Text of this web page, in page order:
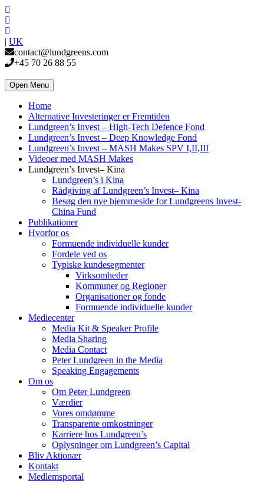
| UK
contact@lundgreens.com
+45 70 26 88 55
Open Menu
Home
Alternative Investeringer er Fremtiden
Lundgreen’s Invest – High-Tech Defence Fond
Lundgreen’s Invest – Deep Knowledge Fond
Lundgreen’s Invest – MASH Makes SPV I,II,III
Videoer med MASH Makes
Lundgreen’s Invest– Kina
Lundgreen’s i Kina
Rådgiving af Lundgreen’s Invest– Kina
Besøg den nye hjemmeside for Lundgreens Invest-
China Fund
Publikationer
Hvorfor os
Formuende individuelle kunder
Fordele ved os
Typiske kundesegmenter
Virksomheder
Kommuner og Regioner
Organisationer og fonde
Formuende individuelle kunder
Mediecenter
Media Kit & Speaker Profile
Media Sharing
Media Contact
Peter Lundgreen in the Media
Speaking Engagements
Om os
Om Peter Lundgreen
Værdier
Vores omdømme
Transparente omkostninger
Karriere hos Lundgreen’s
Oplysninger om Lundgreen’s Capital
Bliv Aktionær
Kontakt
Medlemsportal